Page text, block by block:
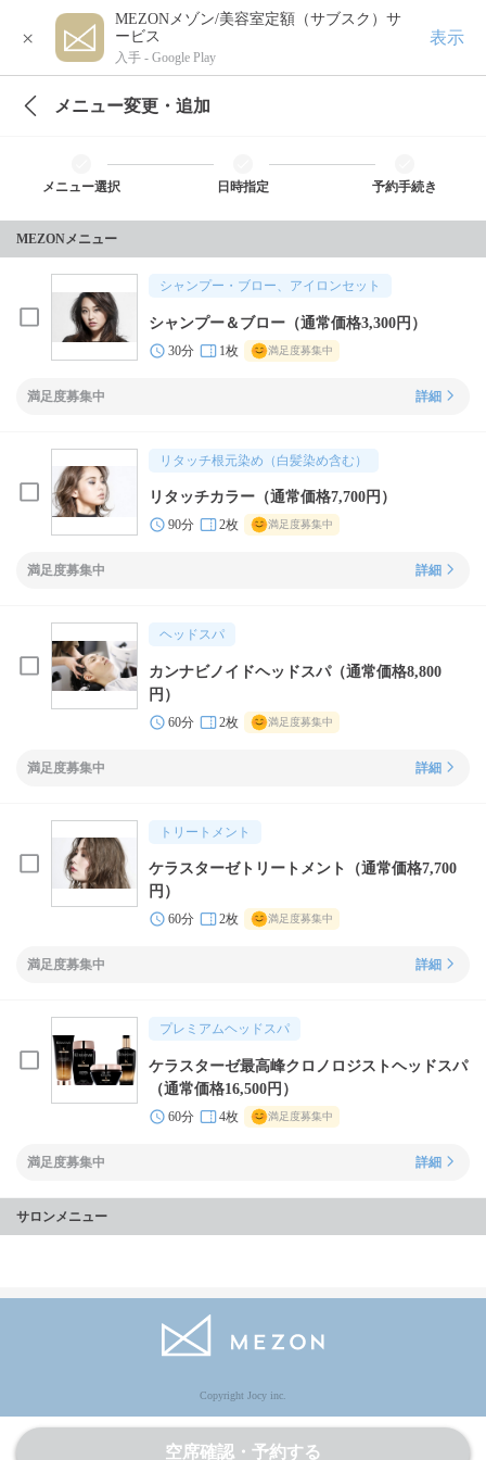
×
MEZONメゾン/美容室定額（サブスク）サ
ービス
入手 - Google Play
表示
メニュー変更・追加
メニュー選択 日時指定 予約手続き
MEZONメニュー
シャンプー・ブロー、アイロンセット
シャンプー＆ブロー（通常価格3,300円）
30分 1枚 満足度募集中
満足度募集中 詳細
リタッチ根元染め（白髪染め含む）
リタッチカラー（通常価格7,700円）
90分 2枚 満足度募集中
満足度募集中 詳細
ヘッドスパ
カンナビノイドヘッドスパ（通常価格8,800
円）
60分 2枚 満足度募集中
満足度募集中 詳細
トリートメント
ケラスターゼトリートメント（通常価格7,700
円）
60分 2枚 満足度募集中
満足度募集中 詳細
プレミアムヘッドスパ
ケラスターゼ最高峰クロノロジストヘッドスパ
（通常価格16,500円）
60分 4枚 満足度募集中
満足度募集中 詳細
サロンメニュー
空席確認・予約する
Copyright Jocy inc.